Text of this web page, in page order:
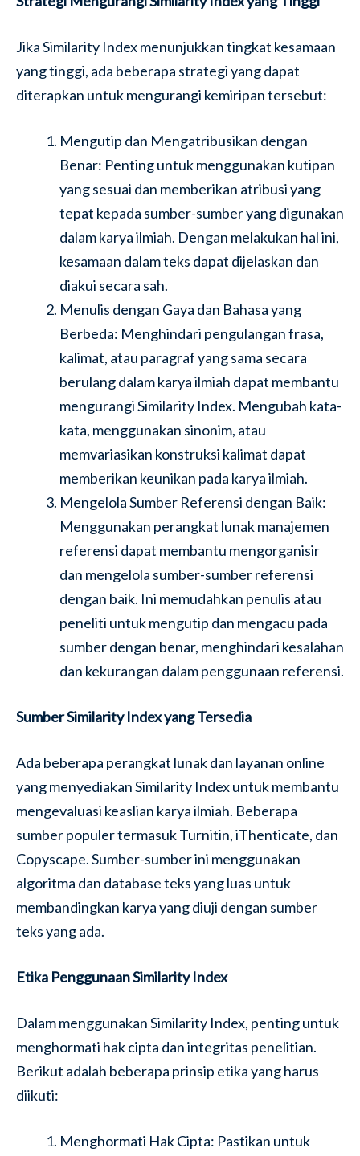
Jika Similarity Index menunjukkan tingkat kesamaan
yang tinggi, ada beberapa strategi yang dapat
diterapkan untuk mengurangi kemiripan tersebut:
Mengutip dan Mengatribusikan dengan
Benar: Penting untuk menggunakan kutipan
yang sesuai dan memberikan atribusi yang
tepat kepada sumber-sumber yang digunakan
dalam karya ilmiah. Dengan melakukan hal ini,
kesamaan dalam teks dapat dijelaskan dan
diakui secara sah.
Menulis dengan Gaya dan Bahasa yang
Berbeda: Menghindari pengulangan frasa,
kalimat, atau paragraf yang sama secara
berulang dalam karya ilmiah dapat membantu
mengurangi Similarity Index. Mengubah kata-
kata, menggunakan sinonim, atau
memvariasikan konstruksi kalimat dapat
memberikan keunikan pada karya ilmiah.
Mengelola Sumber Referensi dengan Baik:
Menggunakan perangkat lunak manajemen
referensi dapat membantu mengorganisir
dan mengelola sumber-sumber referensi
dengan baik. Ini memudahkan penulis atau
peneliti untuk mengutip dan mengacu pada
sumber dengan benar, menghindari kesalahan
dan kekurangan dalam penggunaan referensi.
Sumber Similarity Index yang Tersedia
Ada beberapa perangkat lunak dan layanan online
yang menyediakan Similarity Index untuk membantu
mengevaluasi keaslian karya ilmiah. Beberapa
sumber populer termasuk Turnitin, iThenticate, dan
Copyscape. Sumber-sumber ini menggunakan
algoritma dan database teks yang luas untuk
membandingkan karya yang diuji dengan sumber
teks yang ada.
Etika Penggunaan Similarity Index
Dalam menggunakan Similarity Index, penting untuk
menghormati hak cipta dan integritas penelitian.
Berikut adalah beberapa prinsip etika yang harus
diikuti:
Menghormati Hak Cipta: Pastikan untuk